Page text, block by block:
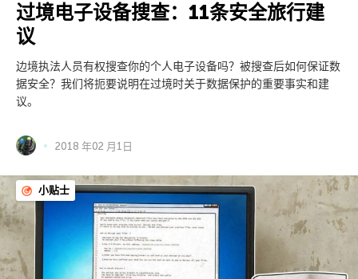
过境电子设备搜查：11条安全旅行建
议
边境执法人员有权搜查你的个人电子设备吗？被搜查后如何保证数
据安全？我们将扼要说明在过境时关于数据保护的重要事实和建
议。
2018 年02 月1日
小贴士